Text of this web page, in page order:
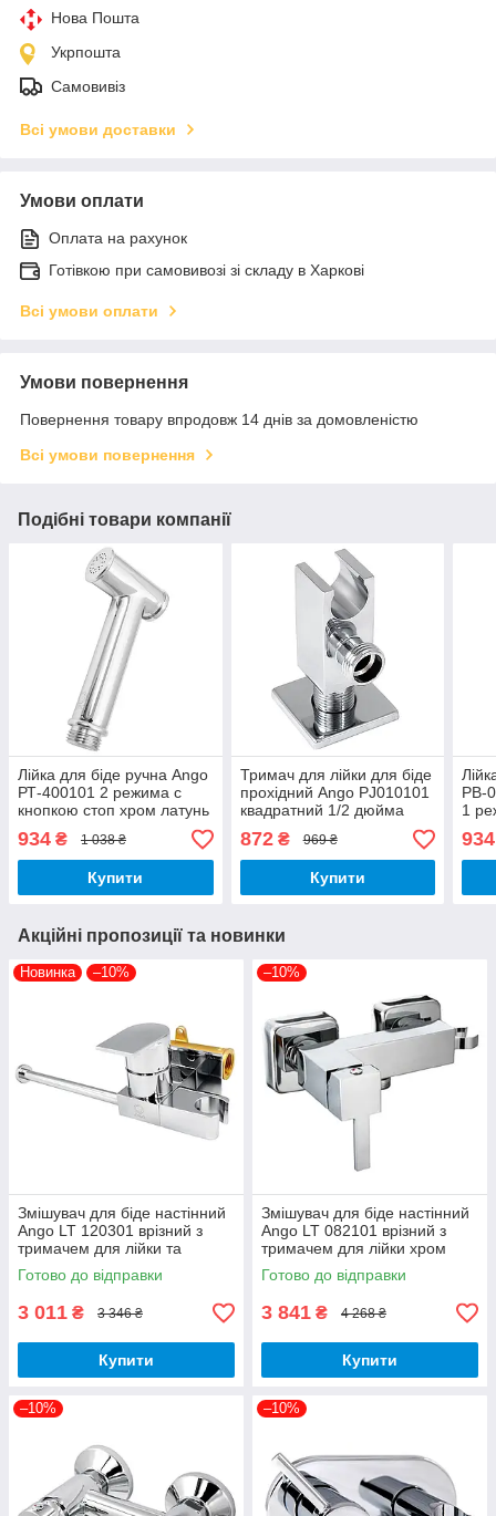
Нова Пошта
Укрпошта
Самовивіз
Всі умови доставки
Умови оплати
Оплата на рахунок
Готівкою при самовивозі зі складу в Харкові
Всі умови оплати
Умови повернення
Повернення товару впродовж 14 днів за домовленістю
Всі умови повернення
Подібні товари компанії
Лійка для біде ручна Ango
РТ-400101 2 режима с
кнопкою стоп хром латунь
Brass 62
934 ₴ 1 038 ₴
Купити
Тримач для лійки для біде
прохідний Ango PJ010101
квадратний 1/2 дюйма
хром латунь Brass 62
872₴ 969 ₴
Купити
PB-
1
934
Акційні пропозиції та новинки
Новинка –10%
Змішувач для біде настінний
Ango LT 120301 врізний з
тримачем для лійки та
рушників хром латунь Brass
62
Готово до відправки
3 011 ₴ 3 346 ₴
Купити
–10%
Змішувач для біде настінний
Ango LT 082101 врізний з
тримачем для лійки хром
латунь Brass 62
Готово до відправки
3 841 ₴ 4 268 ₴
Купити
–10% –10%